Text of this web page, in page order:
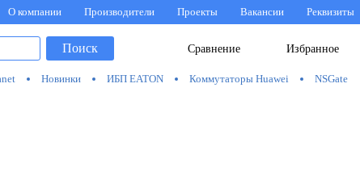
О компании Производители Проекты Вакансии Реквизиты
Избранное
Сравнение
Поиск
Новинки ИБП EATON Коммутаторы Huawei NSGate